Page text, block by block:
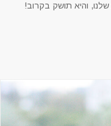
והיא תושק בקרוב!